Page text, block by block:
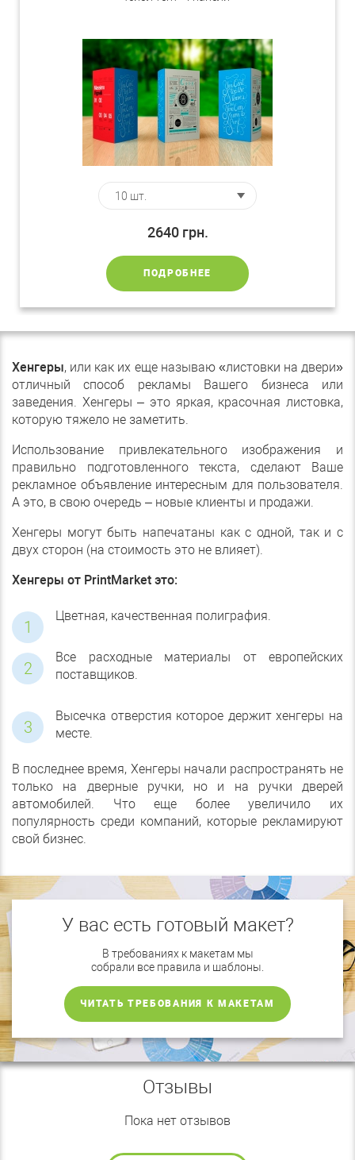
2640 грн.
ПОДРОБНЕЕ
Хенгеры, или как их еще называю «листовки на двери»
отличный способ рекламы Вашего бизнеса или
заведения. Хенгеры – это яркая, красочная листовка,
которую тяжело не заметить.
Использование привлекательного изображения и
правильно подготовленного текста, сделают Ваше
рекламное объявление интересным для пользователя.
А это, в свою очередь – новые клиенты и продажи.
Хенгеры могут быть напечатаны как с одной, так и с
двух сторон (на стоимость это не влияет).
Хенгеры от PrintMarket это:
Цветная, качественная полиграфия.
Все расходные материалы от европейских
поставщиков.
Высечка отверстия которое держит хенгеры на
месте.
В последнее время, Хенгеры начали распространять не
только на дверные ручки, но и на ручки дверей
автомобилей. Что еще более увеличило их
популярность среди компаний, которые рекламируют
свой бизнес.
У вас есть готовый макет?
В требованиях к макетам мы
собрали все правила и шаблоны.
ЧИТАТЬ ТРЕБОВАНИЯ К МАКЕТАМ
Отзывы
Пока нет отзывов